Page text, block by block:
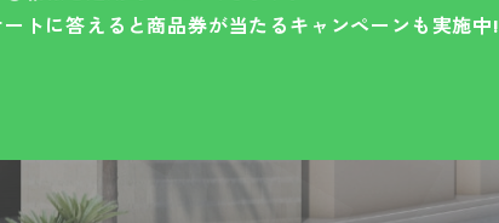
トに答えると商品券が当たるキャンペーンも実施中!